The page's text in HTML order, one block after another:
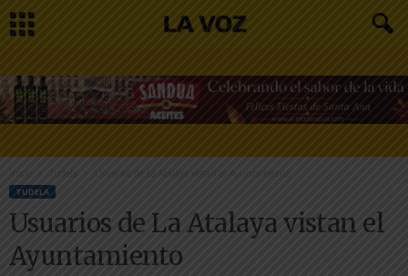
Inicio Tudela Usuarios de La Atalaya vistan el Ayuntamiento
TUDELA
Usuarios de La Atalaya vistan el
Ayuntamiento